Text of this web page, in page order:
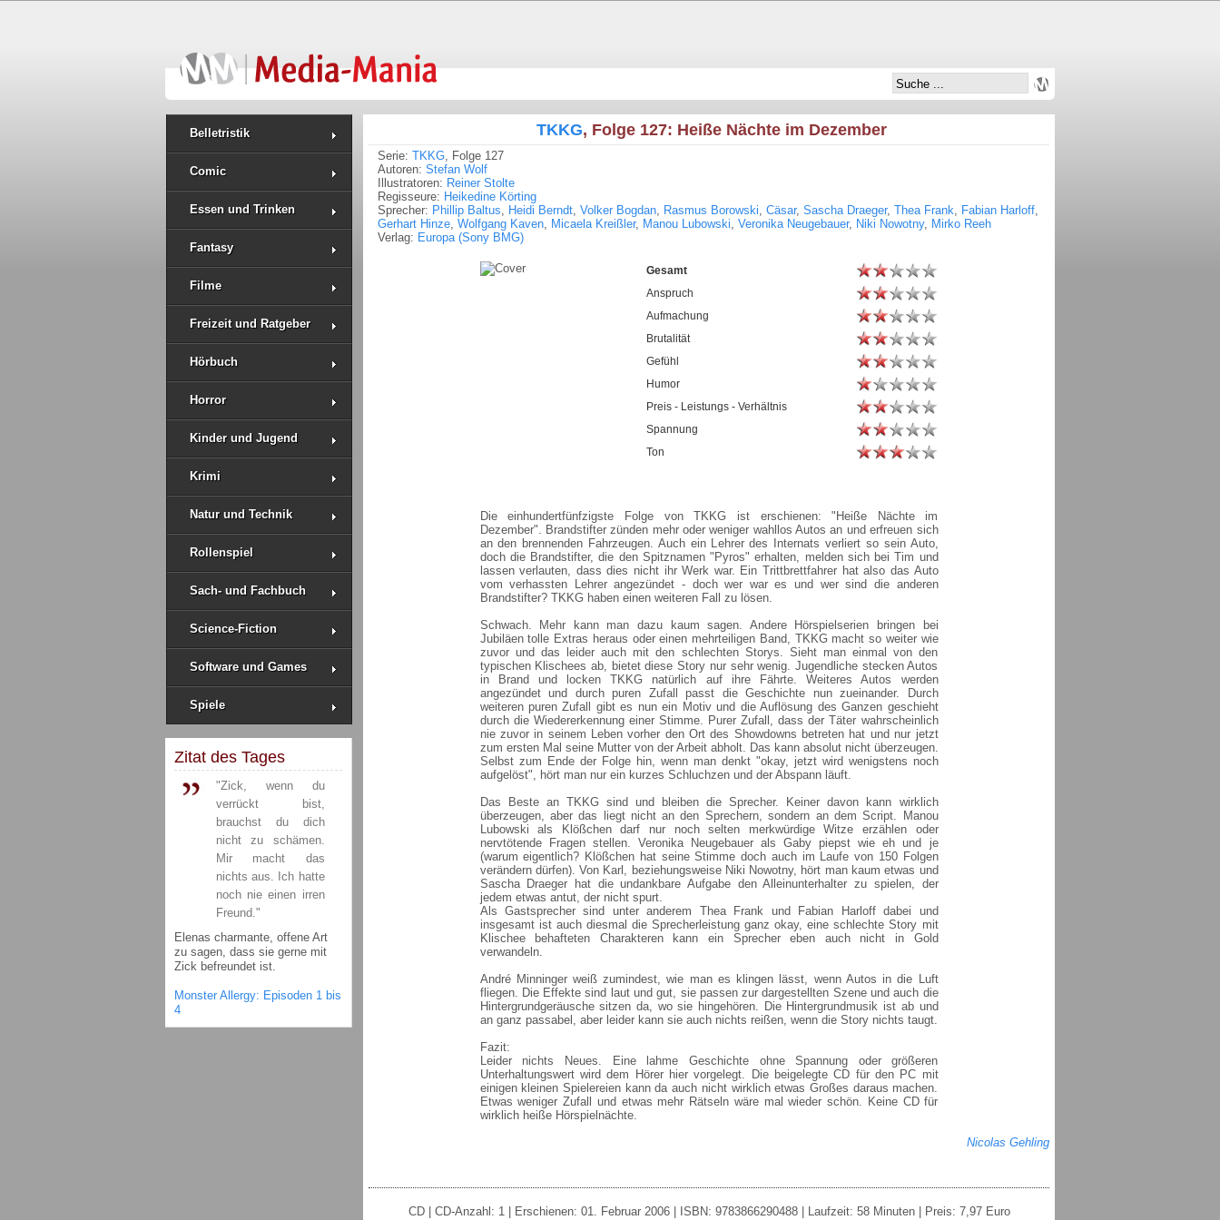
Belletristik
Comic
Essen und Trinken
Fantasy
Filme
Freizeit und Ratgeber
Hörbuch
Horror
Kinder und Jugend
Krimi
Natur und Technik
Rollenspiel
Sach- und Fachbuch
Science-Fiction
Software und Games
Spiele
Zitat des Tages
"Zick, wenn du
verrückt bist,
brauchst du dich
nicht zu schämen.
Mir macht das
nichts aus. Ich hatte
noch nie einen irren
Freund."
Elenas charmante, offene Art
zu sagen, dass sie gerne mit
Zick befreundet ist.
Monster Allergy: Episoden 1 bis
4
TKKG, Folge 127: Heiße Nächte im Dezember
Serie: TKKG, Folge 127
Autoren: Stefan Wolf
Illustratoren: Reiner Stolte
Regisseure: Heikedine Körting
Sprecher: Phillip Baltus, Heidi Berndt, Volker Bogdan, Rasmus Borowski, Cäsar, Sascha Draeger, Thea Frank, Fabian Harloff,
Gerhart Hinze, Wolfgang Kaven, Micaela Kreißler, Manou Lubowski, Veronika Neugebauer, Niki Nowotny, Mirko Reeh
Verlag: Europa (Sony BMG)
Gesamt
Anspruch
Aufmachung
Brutalität
Gefühl
Humor
Preis - Leistungs - Verhältnis
Spannung
Ton
Die einhundertfünfzigste Folge von TKKG ist erschienen: "Heiße Nächte im
Dezember". Brandstifter zünden mehr oder weniger wahllos Autos an und erfreuen sich
an den brennenden Fahrzeugen. Auch ein Lehrer des Internats verliert so sein Auto,
doch die Brandstifter, die den Spitznamen "Pyros" erhalten, melden sich bei Tim und
lassen verlauten, dass dies nicht ihr Werk war. Ein Trittbrettfahrer hat also das Auto
vom verhassten Lehrer angezündet - doch wer war es und wer sind die anderen
Brandstifter? TKKG haben einen weiteren Fall zu lösen.
Schwach. Mehr kann man dazu kaum sagen. Andere Hörspielserien bringen bei
Jubiläen tolle Extras heraus oder einen mehrteiligen Band, TKKG macht so weiter wie
zuvor und das leider auch mit den schlechten Storys. Sieht man einmal von den
typischen Klischees ab, bietet diese Story nur sehr wenig. Jugendliche stecken Autos
in Brand und locken TKKG natürlich auf ihre Fährte. Weiteres Autos werden
angezündet und durch puren Zufall passt die Geschichte nun zueinander. Durch
weiteren puren Zufall gibt es nun ein Motiv und die Auflösung des Ganzen geschieht
durch die Wiedererkennung einer Stimme. Purer Zufall, dass der Täter wahrscheinlich
nie zuvor in seinem Leben vorher den Ort des Showdowns betreten hat und nur jetzt
zum ersten Mal seine Mutter von der Arbeit abholt. Das kann absolut nicht überzeugen.
Selbst zum Ende der Folge hin, wenn man denkt "okay, jetzt wird wenigstens noch
aufgelöst", hört man nur ein kurzes Schluchzen und der Abspann läuft.
Das Beste an TKKG sind und bleiben die Sprecher. Keiner davon kann wirklich
überzeugen, aber das liegt nicht an den Sprechern, sondern an dem Script. Manou
Lubowski als Klößchen darf nur noch selten merkwürdige Witze erzählen oder
nervtötende Fragen stellen. Veronika Neugebauer als Gaby piepst wie eh und je
(warum eigentlich? Klößchen hat seine Stimme doch auch im Laufe von 150 Folgen
verändern dürfen). Von Karl, beziehungsweise Niki Nowotny, hört man kaum etwas und
Sascha Draeger hat die undankbare Aufgabe den Alleinunterhalter zu spielen, der
jedem etwas antut, der nicht spurt.
Als Gastsprecher sind unter anderem Thea Frank und Fabian Harloff dabei und
insgesamt ist auch diesmal die Sprecherleistung ganz okay, eine schlechte Story mit
Klischee behafteten Charakteren kann ein Sprecher eben auch nicht in Gold
verwandeln.
André Minninger weiß zumindest, wie man es klingen lässt, wenn Autos in die Luft
fliegen. Die Effekte sind laut und gut, sie passen zur dargestellten Szene und auch die
Hintergrundgeräusche sitzen da, wo sie hingehören. Die Hintergrundmusik ist ab und
an ganz passabel, aber leider kann sie auch nichts reißen, wenn die Story nichts taugt.
Fazit:
Leider nichts Neues. Eine lahme Geschichte ohne Spannung oder größeren
Unterhaltungswert wird dem Hörer hier vorgelegt. Die beigelegte CD für den PC mit
einigen kleinen Spielereien kann da auch nicht wirklich etwas Großes daraus machen.
Etwas weniger Zufall und etwas mehr Rätseln wäre mal wieder schön. Keine CD für
wirklich heiße Hörspielnächte.
Nicolas Gehling
CD | CD-Anzahl: 1 | Erschienen: 01. Februar 2006 | ISBN: 9783866290488 | Laufzeit: 58 Minuten | Preis: 7,97 Euro